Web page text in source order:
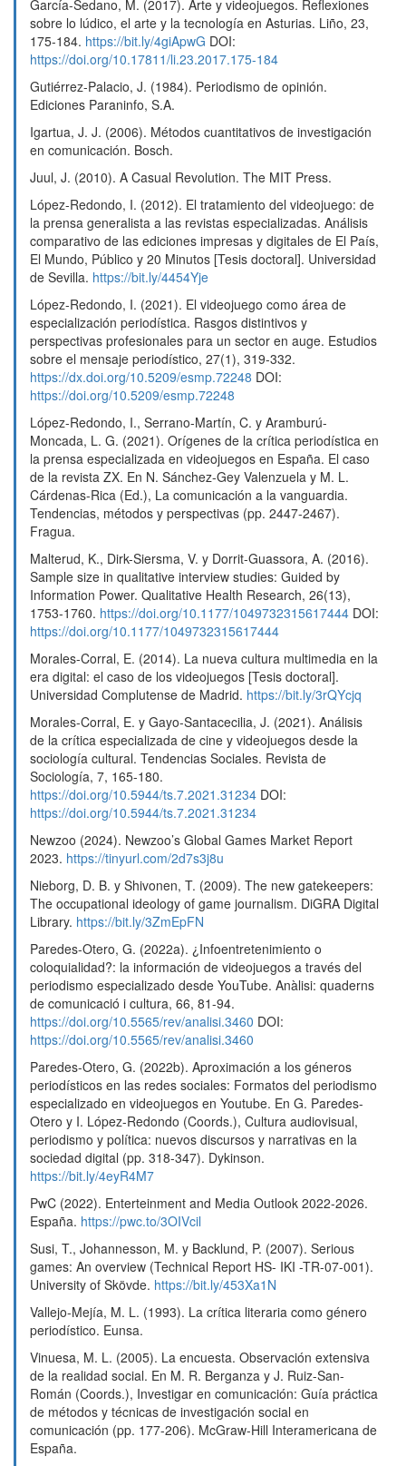
García-Sedano, M. (2017). Arte y videojuegos. Reflexiones
sobre lo lúdico, el arte y la tecnología en Asturias. Liño, 23,
175-184. https://bit.ly/4giApwG DOI:
https://doi.org/10.17811/li.23.2017.175-184
Gutiérrez-Palacio, J. (1984). Periodismo de opinión.
Ediciones Paraninfo, S.A.
Igartua, J. J. (2006). Métodos cuantitativos de investigación
en comunicación. Bosch.
Juul, J. (2010). A Casual Revolution. The MIT Press.
López-Redondo, I. (2012). El tratamiento del videojuego: de
la prensa generalista a las revistas especializadas. Análisis
comparativo de las ediciones impresas y digitales de El País,
El Mundo, Público y 20 Minutos [Tesis doctoral]. Universidad
de Sevilla. https://bit.ly/4454Yje
López-Redondo, I. (2021). El videojuego como área de
especialización periodística. Rasgos distintivos y
perspectivas profesionales para un sector en auge. Estudios
sobre el mensaje periodístico, 27(1), 319-332.
https://dx.doi.org/10.5209/esmp.72248 DOI:
https://doi.org/10.5209/esmp.72248
López-Redondo, I., Serrano-Martín, C. y Aramburú-
Moncada, L. G. (2021). Orígenes de la crítica periodística en
la prensa especializada en videojuegos en España. El caso
de la revista ZX. En N. Sánchez-Gey Valenzuela y M. L.
Cárdenas-Rica (Ed.), La comunicación a la vanguardia.
Tendencias, métodos y perspectivas (pp. 2447-2467).
Fragua.
Malterud, K., Dirk-Siersma, V. y Dorrit-Guassora, A. (2016).
Sample size in qualitative interview studies: Guided by
Information Power. Qualitative Health Research, 26(13),
1753-1760. https://doi.org/10.1177/1049732315617444 DOI:
https://doi.org/10.1177/1049732315617444
Morales-Corral, E. (2014). La nueva cultura multimedia en la
era digital: el caso de los videojuegos [Tesis doctoral].
Universidad Complutense de Madrid. https://bit.ly/3rQYcjq
Morales-Corral, E. y Gayo-Santacecilia, J. (2021). Análisis
de la crítica especializada de cine y videojuegos desde la
sociología cultural. Tendencias Sociales. Revista de
Sociología, 7, 165-180.
https://doi.org/10.5944/ts.7.2021.31234 DOI:
https://doi.org/10.5944/ts.7.2021.31234
Newzoo (2024). Newzoo’s Global Games Market Report
2023. https://tinyurl.com/2d7s3j8u
Nieborg, D. B. y Shivonen, T. (2009). The new gatekeepers:
The occupational ideology of game journalism. DiGRA Digital
Library. https://bit.ly/3ZmEpFN
Paredes-Otero, G. (2022a). ¿Infoentretenimiento o
coloquialidad?: la información de videojuegos a través del
periodismo especializado desde YouTube. Anàlisi: quaderns
de comunicació i cultura, 66, 81-94.
https://doi.org/10.5565/rev/analisi.3460 DOI:
https://doi.org/10.5565/rev/analisi.3460
Paredes-Otero, G. (2022b). Aproximación a los géneros
periodísticos en las redes sociales: Formatos del periodismo
especializado en videojuegos en Youtube. En G. Paredes-
Otero y I. López-Redondo (Coords.), Cultura audiovisual,
periodismo y política: nuevos discursos y narrativas en la
sociedad digital (pp. 318-347). Dykinson.
https://bit.ly/4eyR4M7
PwC (2022). Enterteinment and Media Outlook 2022-2026.
España. https://pwc.to/3OIVcil
Susi, T., Johannesson, M. y Backlund, P. (2007). Serious
games: An overview (Technical Report HS- IKI -TR-07-001).
University of Skövde. https://bit.ly/453Xa1N
Vallejo-Mejía, M. L. (1993). La crítica literaria como género
periodístico. Eunsa.
Vinuesa, M. L. (2005). La encuesta. Observación extensiva
de la realidad social. En M. R. Berganza y J. Ruiz-San-
Román (Coords.), Investigar en comunicación: Guía práctica
de métodos y técnicas de investigación social en
comunicación (pp. 177-206). McGraw-Hill Interamericana de
España.